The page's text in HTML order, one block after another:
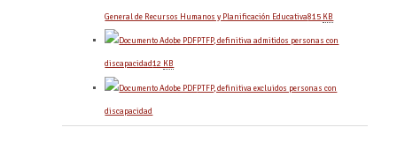
General de Recursos Humanos y Planificación Educativa815 KB
PTFP, definitiva admitidos personas con
discapacidad12 KB
PTFP, definitiva excluidos personas con
discapacidad